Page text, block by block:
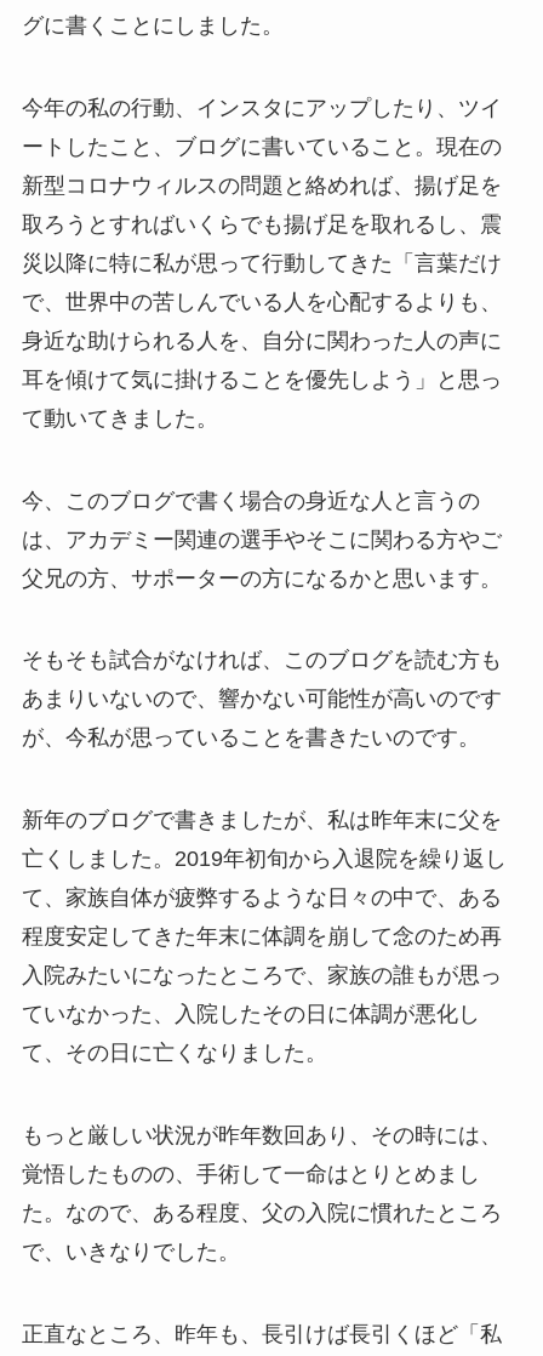
グに書くことにしました。
今年の私の行動、インスタにアップしたり、ツイ
ートしたこと、ブログに書いていること。現在の
新型コロナウィルスの問題と絡めれば、揚げ足を
取ろうとすればいくらでも揚げ足を取れるし、震
災以降に特に私が思って行動してきた「言葉だけ
で、世界中の苦しんでいる人を心配するよりも、
身近な助けられる人を、自分に関わった人の声に
耳を傾けて気に掛けることを優先しよう」と思っ
て動いてきました。
今、このブログで書く場合の身近な人と言うの
は、アカデミー関連の選手やそこに関わる方やご
父兄の方、サポーターの方になるかと思います。
そもそも試合がなければ、このブログを読む方も
あまりいないので、響かない可能性が高いのです
が、今私が思っていることを書きたいのです。
新年のブログで書きましたが、私は昨年末に父を
亡くしました。2019年初旬から入退院を繰り返し
て、家族自体が疲弊するような日々の中で、ある
程度安定してきた年末に体調を崩して念のため再
入院みたいになったところで、家族の誰もが思っ
ていなかった、入院したその日に体調が悪化し
て、その日に亡くなりました。
もっと厳しい状況が昨年数回あり、その時には、
覚悟したものの、手術して一命はとりとめまし
た。なので、ある程度、父の入院に慣れたところ
で、いきなりでした。
正直なところ、昨年も、長引けば長引くほど「私